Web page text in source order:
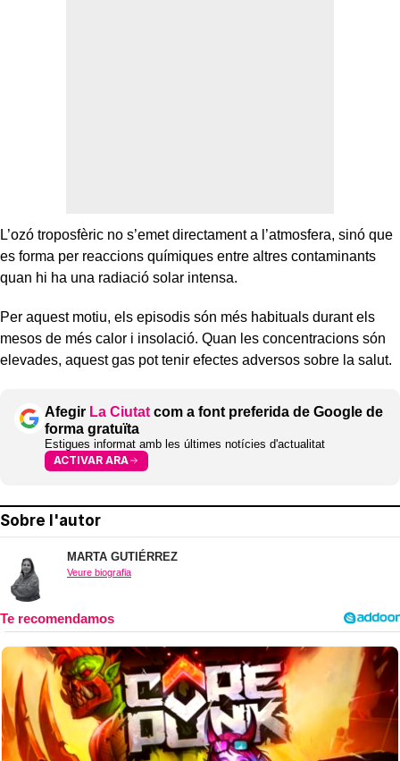
L’ozó troposfèric no s’emet directament a l’atmosfera, sinó que
es forma per reaccions químiques entre altres contaminants
quan hi ha una radiació solar intensa.
Per aquest motiu, els episodis són més habituals durant els
mesos de més calor i insolació. Quan les concentracions són
elevades, aquest gas pot tenir efectes adversos sobre la salut.
Afegir La Ciutat com a font preferida de Google de
forma gratuïta
Estigues informat amb les últimes notícies d'actualitat
ACTIVAR ARA
Sobre l'autor
MARTA GUTIÉRREZ
Veure biografia